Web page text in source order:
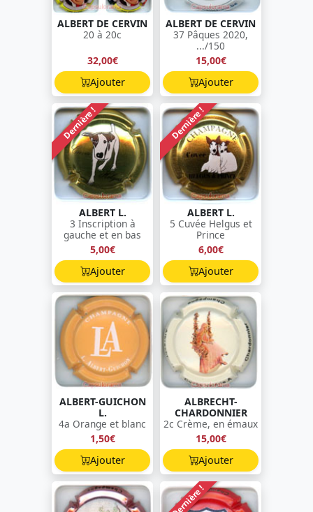
ALBERT DE CERVIN
20 à 20c
32,00€
Ajouter
ALBERT DE CERVIN
37 Pâques 2020,
.../150
15,00€
Ajouter
Dernière !
ALBERT L.
3 Inscription à
gauche et en bas
5,00€
Ajouter
Dernière !
ALBERT L.
5 Cuvée Helgus et
Prince
6,00€
Ajouter
ALBERT-GUICHON
L.
4a Orange et blanc
1,50€
Ajouter
ALBRECHT-
CHARDONNIER
2c Crème, en émaux
15,00€
Ajouter
Dernière !